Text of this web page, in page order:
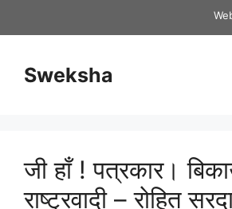
Sweksha
जी हाँ ! पत्रकार।
राष्ट्रवादी – रोहित